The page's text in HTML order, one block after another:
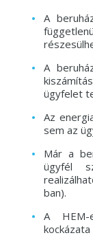
A
A
ügyfelet
Az
sem az
Már a
ügyfél
ban).
A HEM-